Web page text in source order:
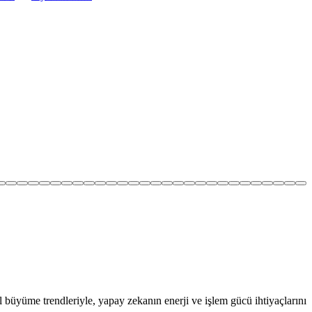
trendleriyle, yapay zekanın enerji ve işlem gücü ihtiyaçlarını